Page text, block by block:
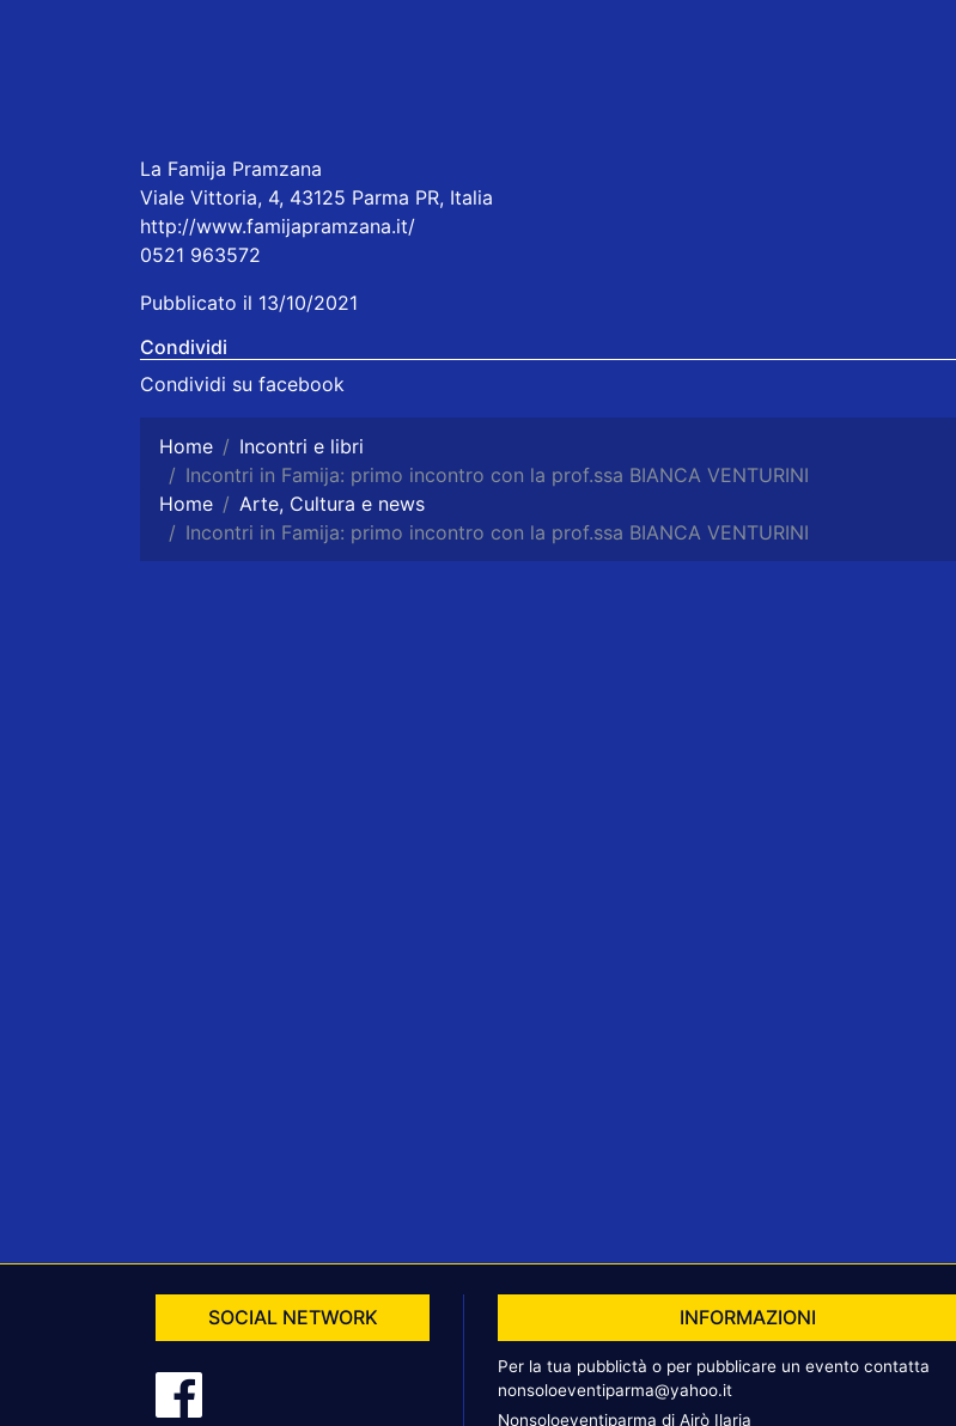
La Famija Pramzana
Viale Vittoria, 4, 43125 Parma PR, Italia
http://www.famijapramzana.it/
0521 963572
Pubblicato il 13/10/2021
Condividi
Condividi su facebook
Home
Incontri e libri
Incontri in Famija: primo incontro con la prof.ssa BIANCA VENTURINI
Home
Arte, Cultura e news
Incontri in Famija: primo incontro con la prof.ssa BIANCA VENTURINI
SOCIAL NETWORK INFORMAZIONI
Per la tua pubblictà o per pubblicare un evento contatta
nonsoloeventiparma@yahoo.it
Nonsoloeventiparma di Airò Ilaria